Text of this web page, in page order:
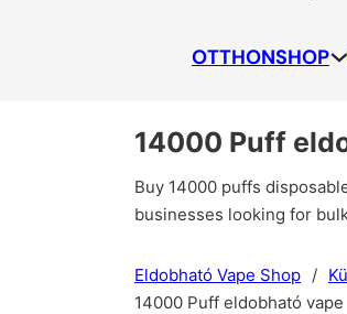
OTTHONSHOP
14000 Puff
Buy 14000 puffs
businesses looking for
Eldobható Vape Shop /
14000 Puff eldobható vape